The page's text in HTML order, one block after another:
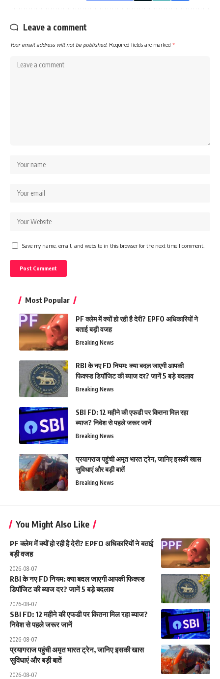
Leave a comment
Your email address will not be published. Required fields are marked *
Save my name, email, and website in this browser for the next time I comment.
Most Popular
PF क्लेम में क्यों हो रही है देरी? EPFO अधिकारियों ने
बताई बड़ी वजह
Breaking News
RBI के नए FD नियम: क्या बदल जाएगी आपकी
फिक्स्ड डिपॉजिट की ब्याज दर? जानें 5 बड़े बदलाव
Breaking News
SBI FD: 12 महीने की एफडी पर कितना मिल रहा
ब्याज? निवेश से पहले जरूर जानें
Breaking News
प्रयागराज पहुंची अमृत भारत ट्रेन, जानिए इसकी खास
सुविधाएं और बड़ी बातें
Breaking News
You Might Also Like
PF क्लेम में क्यों हो रही है देरी? EPFO अधिकारियों ने बताई
बड़ी वजह
2026-08-07
RBI के नए FD नियम: क्या बदल जाएगी आपकी फिक्स्ड
डिपॉजिट की ब्याज दर? जानें 5 बड़े बदलाव
2026-08-07
SBI FD: 12 महीने की एफडी पर कितना मिल रहा ब्याज?
निवेश से पहले जरूर जानें
2026-08-07
प्रयागराज पहुंची अमृत भारत ट्रेन, जानिए इसकी खास
सुविधाएं और बड़ी बातें
2026-08-07